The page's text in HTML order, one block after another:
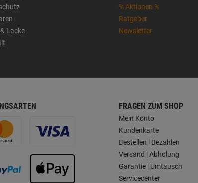
Lacke
% Aktionen %
Ratgeber
Newsletter
FRAGEN ZUM SHOP
Mein Konto
Kundenkarte
Bestellen | Bezahlen
Versand | Abholung
Garantie | Umtausch
Servicecenter